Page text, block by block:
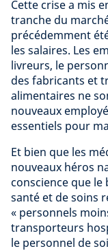
Cette crise a mis
tranche du
précédemment
les salaires. Les
livreurs, le
des fabricants et
alimentaires ne
nouveaux
essentiels pour
Et bien que les
nouveaux héros
conscience que
santé et de soins
« personnels
transporteurs
le personnel de